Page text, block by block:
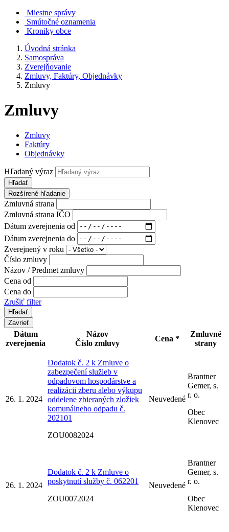
Miestne správy
Smútočné oznamenia
Kroniky obce
Úvodná stránka
Samospráva
Zverejňovanie
Zmluvy, Faktúry, Objednávky
Zmluvy
Zmluvy
Zmluvy
Faktúry
Objednávky
Hľadaný výraz
Hľadať
Rozšírené hľadanie
Zmluvná strana
Zmluvná strana IČO
Dátum zverejnenia od
Dátum zverejnenia do
Zverejnený v roku
Číslo zmluvy
Názov / Predmet zmluvy
Cena od
Cena do
Zrušiť filter
Zavrieť
Dátum
zverejnenia
Názov
Číslo zmluvy
Cena *
Zmluvné
strany
26. 1. 2024
Dodatok č. 2 k Zmluve o
zabezpečení služieb v
odpadovom hospodárstve a
realizácii zberu alebo výkupu
oddelene zbieraných zložiek
komunálneho odpadu č.
202101
ZOU0082024
Neuvedené
Brantner
Gemer, s.
r. o.
Obec
Klenovec
26. 1. 2024
Dodatok č. 2 k Zmluve o
poskytnutí služby č. 062201
ZOU0072024
Neuvedené
Brantner
Gemer, s.
r. o.
Obec
Klenovec